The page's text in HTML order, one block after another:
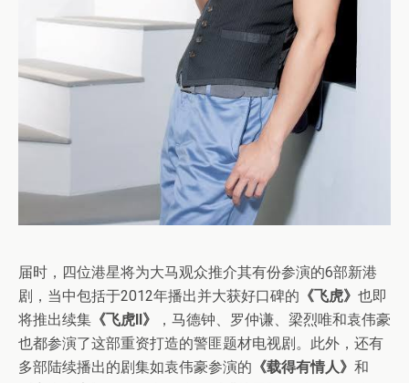
届时，四位港星将为大马观众推介其有份参演的6部新港
剧，当中包括于2012年播出并大获好口碑的 《飞虎》 也即
将推出续集 《飞虎II》
，马德钟、罗仲谦、梁烈唯和袁伟豪
也都参演了这部重资打造的警匪题材电视剧。此外，还有
多部陆续播出的剧集如袁伟豪参演的 《载得有情人》 和